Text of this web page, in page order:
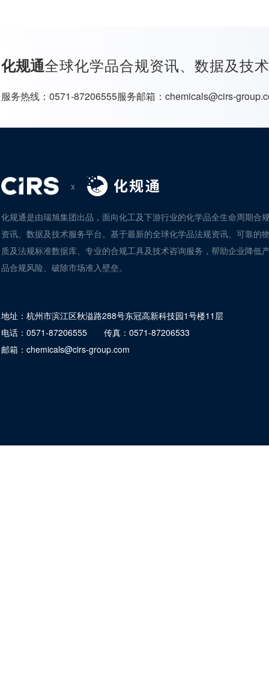
化规通全球化学品合规资讯、数据及技
服务热线： 0571-87206555服务邮箱： chemicals@cirs-
x
化规通是由瑞旭集团出品，面向化工及下游行业的化学品全生命周期合
资讯、数据及技术服务平台。基于最新的全球化学品法规资讯、可靠的
质及法规标准数据库、专业的合规工具及技术咨询服务，帮助企业降低
品合规风险、破除市场准入壁垒。
地址： 杭州市滨江区秋溢路288号东冠高新科技园1号楼11层
电话： 0571-87206555 传真： 0571-87206533
邮箱： chemicals@cirs-group.com